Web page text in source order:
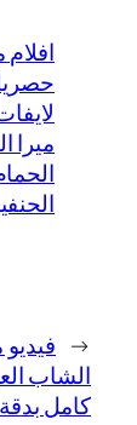
افلام
ميرا
←
كامل